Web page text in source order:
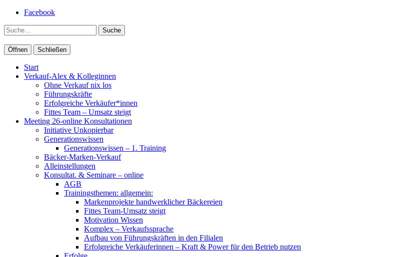
Facebook
Suche
Öffnen Schließen
Start
Verkauf-Alex & Kolleginnen
Ohne Verkauf nix los
Führungskräfte
Erfolgreiche Verkäufer*innen
Fittes Team – Umsatz steigt
Meeting 26-online Konsultationen
Initiative Unkopierbar
Generationswissen
Generationswissen – 1. Training
Bäcker-Marken-Verkauf
Alleinstellungen
Konsultat. & Seminare – online
AGB
Trainingsthemen: allgemein:
Markenprojekte handwerklicher Bäckereien
Fittes Team-Umsatz steigt
Motivation Wissen
Komplex – Verkaufssprache
Aufbau von Führungskräften in den Filialen
Erfolgreiche Verkäuferinnen – Kraft & Power für den Betrieb nutzen